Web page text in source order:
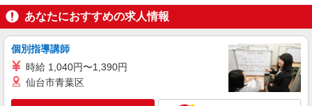
事No.W10434188）
看護助手
東京都足立区内の病院
キープ 詳細を見る
あなたにおすすめの求人情報
個別指導講師
時給 1,040円〜1,390円
仙台市青葉区